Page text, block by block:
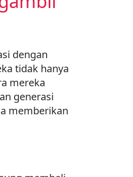
dengan
tidak hanya
mereka
generasi
memberikan